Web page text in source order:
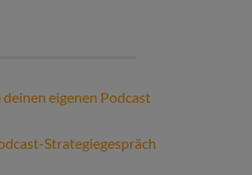
Strategiegespräch